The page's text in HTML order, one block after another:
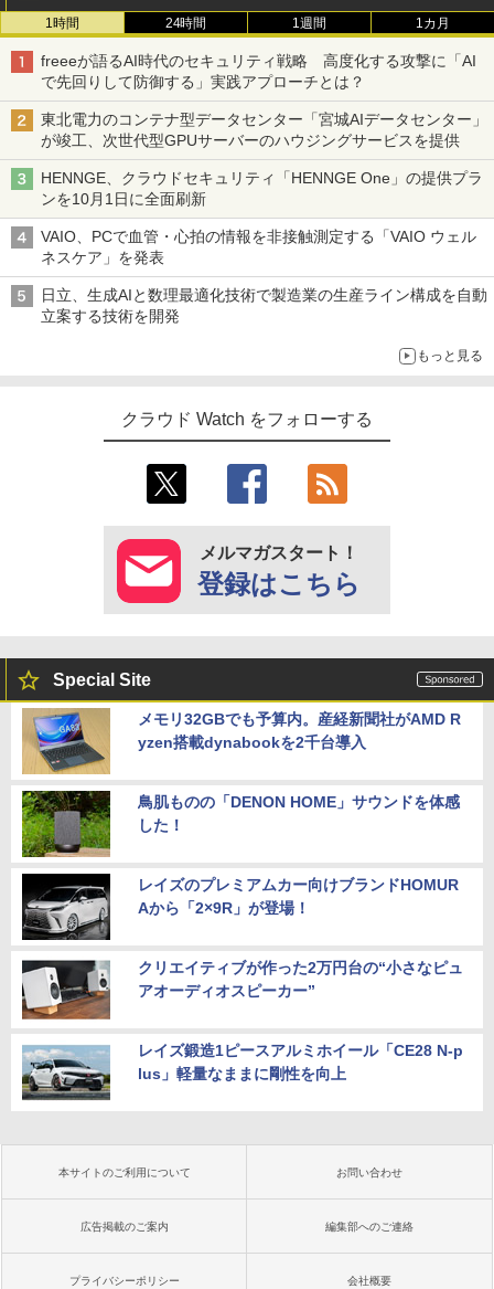
1時間 24時間 1週間 1カ月
freeeが語るAI時代のセキュリティ戦略 高度化する攻撃に「AI
で先回りして防御する」実践アプローチとは？
東北電力のコンテナ型データセンター「宮城AIデータセンター」
が竣工、次世代型GPUサーバーのハウジングサービスを提供
HENNGE、クラウドセキュリティ「HENNGE One」の提供プラ
ンを10月1日に全面刷新
VAIO、PCで血管・心拍の情報を非接触測定する「VAIO ウェル
ネスケア」を発表
日立、生成AIと数理最適化技術で製造業の生産ライン構成を自動
立案する技術を開発
もっと見る
クラウド Watch をフォローする
メルマガスタート！
登録はこちら
Special Site
メモリ32GBでも予算内。産経新聞社がAMD R
yzen搭載dynabookを2千台導入
鳥肌ものの「DENON HOME」サウンドを体感
した！
レイズのプレミアムカー向けブランドHOMUR
Aから「2×9R」が登場！
クリエイティブが作った2万円台の“小さなピュ
アオーディオスピーカー”
レイズ鍛造1ピースアルミホイール「CE28 N-p
lus」軽量なままに剛性を向上
本サイトのご利用について お問い合わせ
広告掲載のご案内 編集部へのご連絡
プライバシーポリシー 会社概要